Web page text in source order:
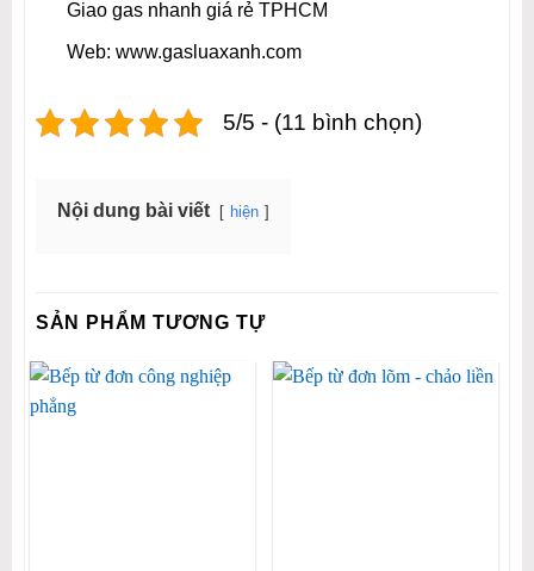
Giao gas nhanh giá rẻ TPHCM
Web: www.gasluaxanh.com
5/5 - (11 bình chọn)
Nội dung bài viết hiện
SẢN PHẨM TƯƠNG TỰ